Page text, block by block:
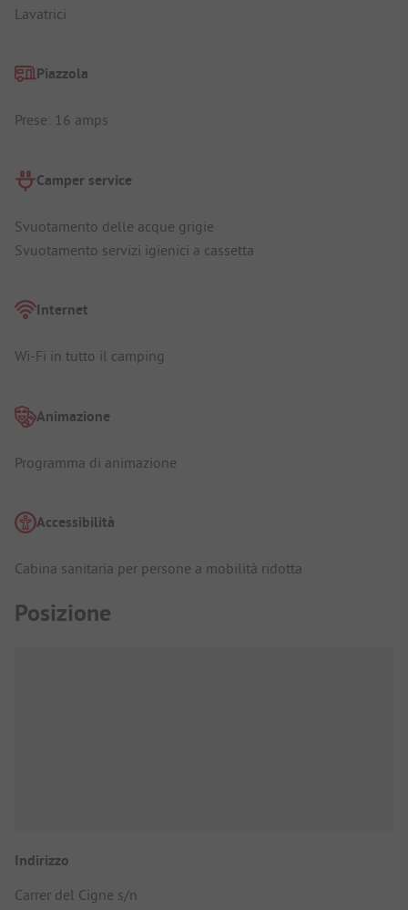
Lavatrici
Piazzola
Prese: 16 amps
Camper service
Svuotamento delle acque grigie
Svuotamento servizi igienici a cassetta
Internet
Wi-Fi in tutto il camping
Animazione
Programma di animazione
Accessibilità
Cabina sanitaria per persone a mobilità ridotta
Posizione
Indirizzo
Carrer del Cigne s/n